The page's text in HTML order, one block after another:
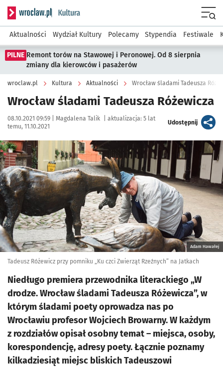
Serwis informacyjny wroclaw.pl podserwis: Kultura
Aktualności Wydział Kultury Polecamy Stypendia Festiwale
PILNE Remont torów na Stawowej i Peronowej. Od 8 sierpnia
zmiany dla kierowców i pasażerów
wroclaw.pl Kultura Aktualności Wrocław śladami Tadeusza
Wrocław śladami Tadeusza Różewicza
Data publikacji:
08.10.2021 09:59 | Autor:
Magdalena Talik aktualizacja: 5 lat
temu, 11.10.2021
Udostępnijartykuł
Kliknij, aby powiększyć
Adam Hawałej
Tadeusz Różewicz przy pomniku „Ku czci Zwierząt Rzeźnych” na Jatkach
Niedługo premiera przewodnika literackiego „W
drodze. Wrocław śladami Tadeusza Różewicza”, w
którym śladami poety oprowadza nas po
Wrocławiu profesor Wojciech Browarny. W każdym
z rozdziałów opisał osobny temat – miejsca, osoby,
korespondencję, adresy poety. Łącznie poznamy
kilkadziesiąt miejsc bliskich Tadeuszowi